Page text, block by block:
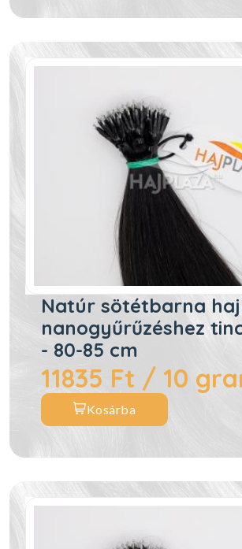
Natúr sötétbarna
nanogyűrűzéshez
- 80-85 cm
11835 Ft / 10
Kosárba